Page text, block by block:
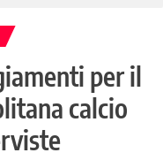
per il
calcio